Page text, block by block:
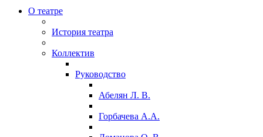
О театре
История театра
Коллектив
Руководство
Абелян Л. В.
Горбачева А.А.